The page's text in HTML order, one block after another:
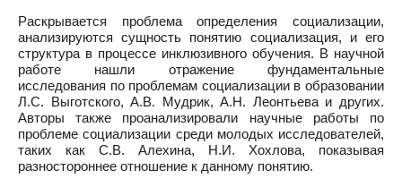
Раскрывается проблема определения социализации,
анализируются сущность понятию социализация, и его
структура в процессе инклюзивного обучения. В научной
работе нашли отражение фундаментальные
исследования по проблемам социализации в образовании
Л.С. Выготского, А.В. Мудрик, А.Н. Леонтьева и других.
Авторы также проанализировали научные работы по
проблеме социализации среди молодых исследователей,
таких как С.В. Алехина, Н.И. Хохлова, показывая
разностороннее отношение к данному понятию.